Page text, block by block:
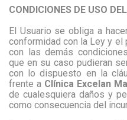
CONDICIONES DE USO
El Usuario se obliga a
conformidad con la Ley y
con las demás
que en su caso pudieran
con lo dispuesto en la
frente a Clínica Excelan
de cualesquiera daños y
como consecuencia del